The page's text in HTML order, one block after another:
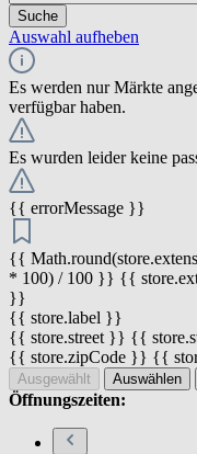
Suche
Auswahl aufheben
Es werden nur Märkte
verfügbar haben.
Es wurden leider keine
{{ errorMessage }}
{{
* 100) / 100 }} {{
}}
{{ store.label }}
{{ store.street }} {{
{{ store.zipCode }} {{
Ausgewählt Auswählen
Öffnungszeiten: